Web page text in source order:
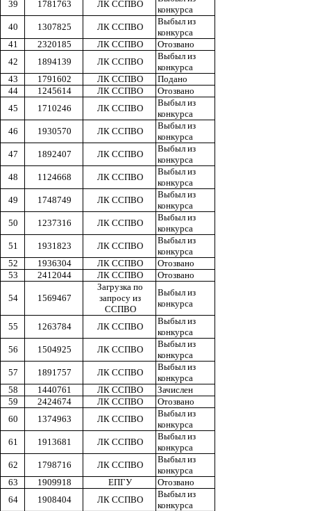
39
1781763 ЛК ССПВО
конкурса
40
1307825 ЛК ССПВО
Выбыл из
конкурса
41
2320185 ЛК ССПВО
Отозвано
42
1894139 ЛК ССПВО
Выбыл из
конкурса
43
1791602 ЛК ССПВО
Подано
44
1245614 ЛК ССПВО
Отозвано
45
1710246 ЛК ССПВО
Выбыл из
конкурса
46
1930570 ЛК ССПВО
Выбыл из
конкурса
47
1892407 ЛК ССПВО
Выбыл из
конкурса
48
1124668 ЛК ССПВО
Выбыл из
конкурса
49
1748749 ЛК ССПВО
Выбыл из
конкурса
50
1237316 ЛК ССПВО
Выбыл из
конкурса
51
1931823 ЛК ССПВО
Выбыл из
конкурса
52
1936304 ЛК ССПВО
Отозвано
53
2412044 ЛК ССПВО Отозвано
54 1569467
Загрузка по
запросу из
ССПВО
Выбыл из
конкурса
55 1263784 ЛК ССПВО
Выбыл из
конкурса
56
1504925 ЛК ССПВО
Выбыл из
конкурса
57
1891757 ЛК ССПВО
Выбыл из
конкурса
58
1440761 ЛК ССПВО
Зачислен
59
2424674 ЛК ССПВО
Отозвано
60
1374963 ЛК ССПВО
Выбыл из
конкурса
61
1913681 ЛК ССПВО
Выбыл из
конкурса
62
1798716 ЛК ССПВО
Выбыл из
конкурса
63
1909918 ЕПГУ
Отозвано
64
1908404 ЛК ССПВО
Выбыл из
конкурса